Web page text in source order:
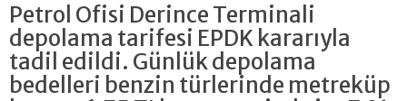
Petrol Ofisi Derince Terminali
depolama tarifesi EPDK kararıyla
tadil edildi. Günlük depolama
bedelleri benzin türlerinde metreküp